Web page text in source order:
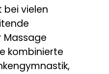
bei vielen
kombinierte